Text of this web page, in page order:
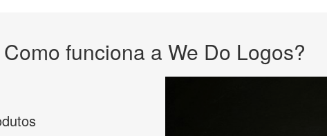
Como funciona a We Do Logos?